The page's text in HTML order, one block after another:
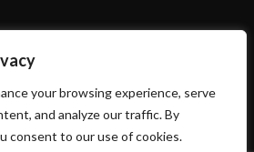
your browsing experience, serve
and analyze our traffic. By
consent to our use of cookies.